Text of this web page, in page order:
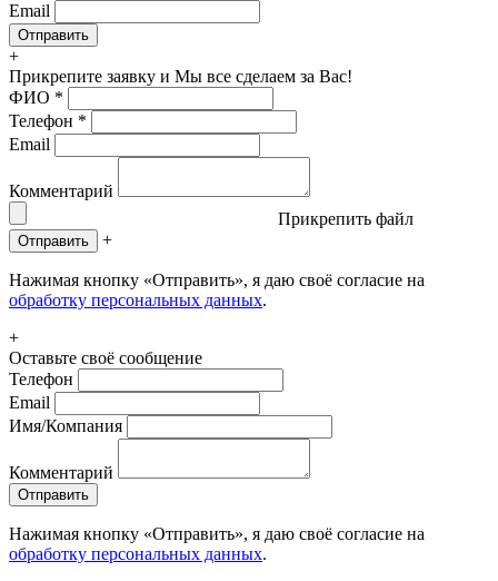
Email
+
Прикрепите заявку и Мы все сделаем за Вас!
ФИО *
Телефон *
Email
Комментарий
Прикрепить файл
Отправить +
Нажимая кнопку «Отправить», я даю своё согласие на
обработку персональных данных.
+
Оставьте своё сообщение
Телефон
Email
Имя/Компания
Комментарий
Отправить
Нажимая кнопку «Отправить», я даю своё согласие на
обработку персональных данных.